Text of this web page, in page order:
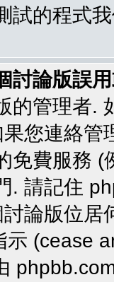
試的程式
討論版誤
的管理者.
您連絡
免費服務
. 請記住
論版位
(cease